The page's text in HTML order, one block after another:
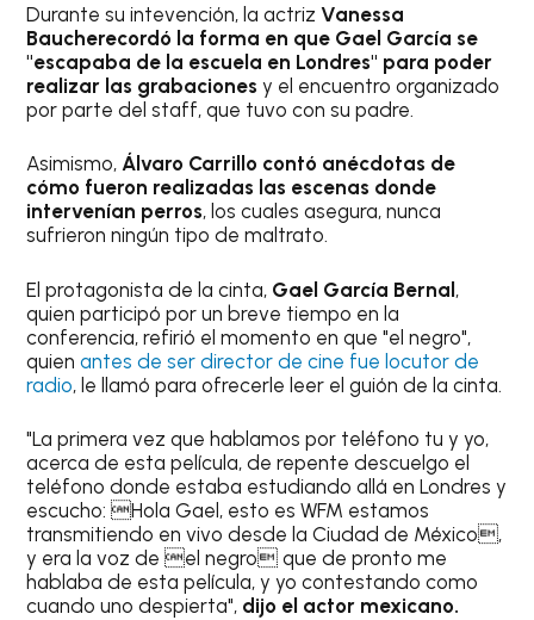
Durante su intevención, la actrizVanessa
Baucherecordó la forma en que Gael García se
"escapaba de la escuela en Londres" para poder
realizar las grabaciones y el encuentro organizado
por parte del staff, que tuvo con su padre.
Asimismo,Álvaro Carrillo contó anécdotas de
cómo fueron realizadas las escenas donde
intervenían perros, los cuales asegura, nunca
sufrieron ningún tipo de maltrato.
El protagonista de la cinta, Gael García Bernal,
quien participó por un breve tiempo en la
conferencia, refirió el momento en que "el negro",
quienantes de ser director de cine fue locutor de
radio, le llamó para ofrecerle leer el guión de la cinta.
"La primera vez que hablamos por teléfono tu y yo,
acerca de esta película, de repente descuelgo el
teléfono donde estaba estudiando allá en Londres y
escucho: Hola Gael, esto es WFM estamos
transmitiendo en vivo desde la Ciudad de México,
y era la voz de el negro que de pronto me
hablaba de esta película, y yo contestando como
cuando uno despierta", dijo el actor mexicano.